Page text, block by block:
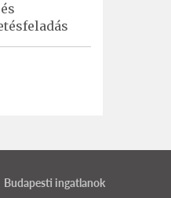
és
Budapesti ingatlanok